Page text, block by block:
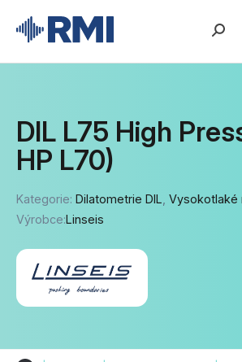
DIL L75 High
HP L70)
Kategorie: Dilatometrie DIL, Vysokotlaké
Výrobce:Linseis